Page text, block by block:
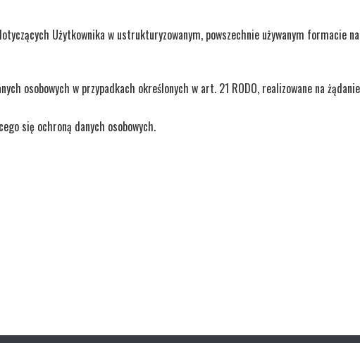
Użytkownika w ustrukturyzowanym, powszechnie używanym formacie
osobowych w przypadkach określonych w art. 21 RODO, realizowane na
się ochroną danych osobowych.